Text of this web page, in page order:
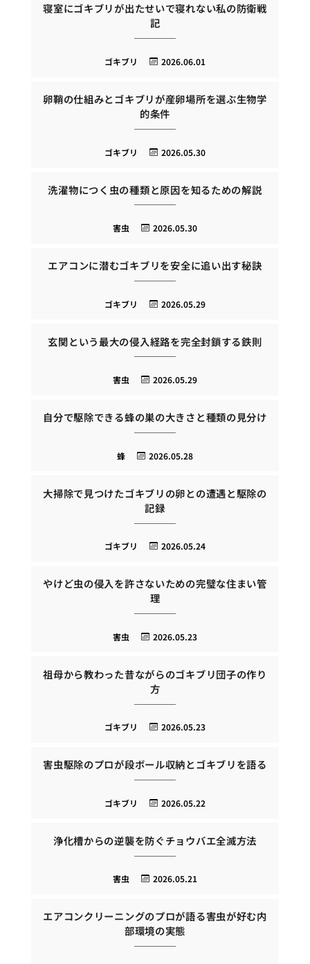
寝室にゴキブリが出たせいで寝れない私の防衛戦
記
2026.06.01
ゴキブリ
卵鞘の仕組みとゴキブリが産卵場所を選ぶ生物学
的条件
2026.05.30
ゴキブリ
洗濯物につく虫の種類と原因を知るための解説
2026.05.30
害虫
エアコンに潜むゴキブリを安全に追い出す秘訣
2026.05.29
ゴキブリ
玄関という最大の侵入経路を完全封鎖する鉄則
2026.05.29
害虫
自分で駆除できる蜂の巣の大きさと種類の見分け
2026.05.28
蜂
大掃除で見つけたゴキブリの卵との遭遇と駆除の
記録
2026.05.24
ゴキブリ
やけど虫の侵入を許さないための完璧な住まい管
理
2026.05.23
害虫
祖母から教わった昔ながらのゴキブリ団子の作り
方
2026.05.23
ゴキブリ
害虫駆除のプロが段ボール収納とゴキブリを語る
2026.05.22
ゴキブリ
浄化槽からの逆襲を防ぐチョウバエ全滅方法
2026.05.21
害虫
エアコンクリーニングのプロが語る害虫が好む内
部環境の実態